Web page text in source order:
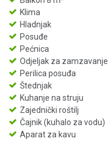
Klima
Hladnjak
Posuđe
Pećnica
Odjeljak za zamzavanje
Perilica posuđa
Štednjak
Kuhanje na struju
Zajednički roštilj
Čajnik (kuhalo za vodu)
Aparat za kavu